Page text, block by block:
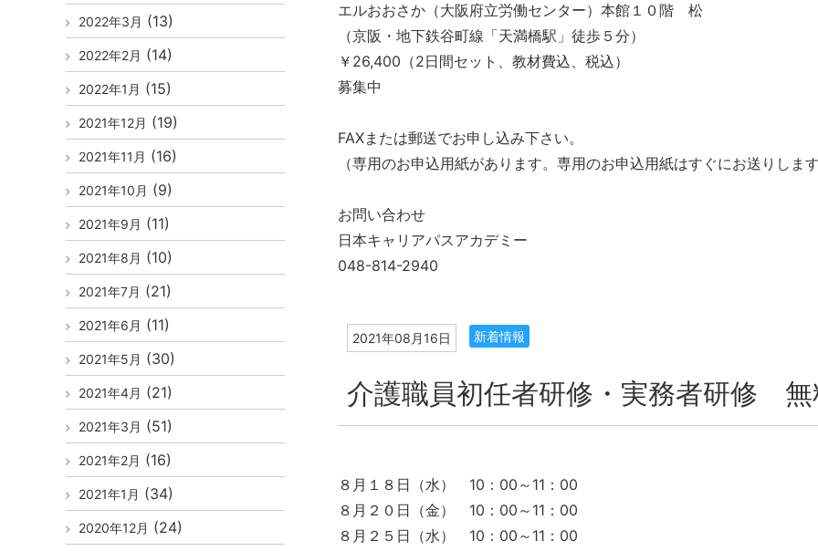
エルおおさか（大阪府立労働センター）本館１０階 松
（京阪・地下鉄谷町線「天満橋駅」徒歩５分）
￥26,400（2日間セット、教材費込、税込）
募集中
FAXまたは郵送でお申し込み下さい。
（専用のお申込用紙があります。専用のお申込用紙はすぐにお送りしま
お問い合わせ
日本キャリアパスアカデミー
048-814-2940
2021年08月16日 新着情報
介護職員初任者研修・実務者研修 無
８月１８日（水） 10：00～11：00
８月２０日（金） 10：00～11：00
８月２５日（水） 10：00～11：00
2022年3月 (13)
2022年2月 (14)
2022年1月 (15)
2021年12月 (19)
2021年11月 (16)
2021年10月 (9)
2021年9月 (11)
2021年8月 (10)
2021年7月 (21)
2021年6月 (11)
2021年5月 (30)
2021年4月 (21)
2021年3月 (51)
2021年2月 (16)
2021年1月 (34)
2020年12月 (24)